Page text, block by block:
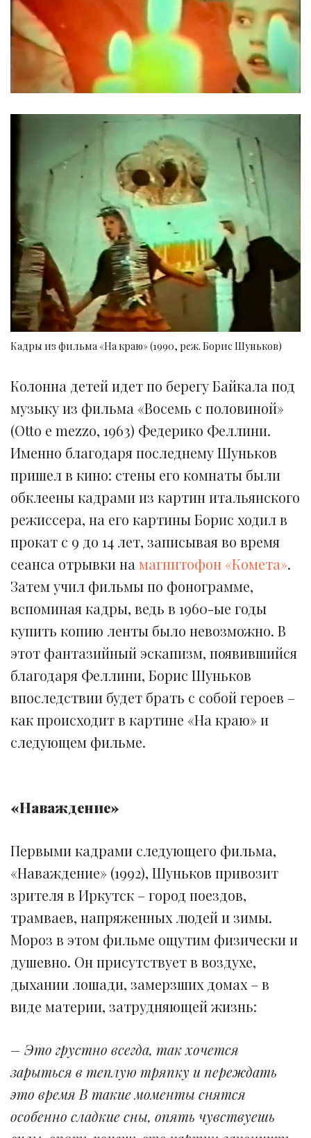
Кадры из фильма «На краю» (1990, реж. Борис Шуньков)
Колонна детей идет по берегу Байкала под
музыку из фильма «Восемь с половиной»
(Otto e mezzo, 1963) Федерико Феллини.
Именно благодаря последнему Шуньков
пришел в кино: стены его комнаты были
обклеены кадрами из картин итальянского
режиссера, на его картины Борис ходил в
прокат с 9 до 14 лет, записывая во время
сеанса отрывки на магнитофон «Комета».
Затем учил фильмы по фонограмме,
вспоминая кадры, ведь в 1960-ые годы
купить копию ленты было невозможно. В
этот фантазийный эскапизм, появившийся
благодаря Феллини, Борис Шуньков
впоследствии будет брать с собой героев –
как происходит в картине «На краю» и
следующем фильме.
«Наваждение»
Первыми кадрами следующего фильма,
«Наваждение» (1992), Шуньков привозит
зрителя в Иркутск – город поездов,
трамваев, напряженных людей и зимы.
Мороз в этом фильме ощутим физически и
душевно. Он присутствует в воздухе,
дыхании лошади, замерзших домах – в
виде материи, затрудняющей жизнь:
– Это грустно всегда, так хочется
зарыться в теплую тряпку и переждать
это время В такие моменты снятся
особенно сладкие сны, опять чувствуешь